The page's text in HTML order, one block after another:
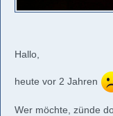
Hallo,
heute vor 2 Jahren
Wer möchte, zünde